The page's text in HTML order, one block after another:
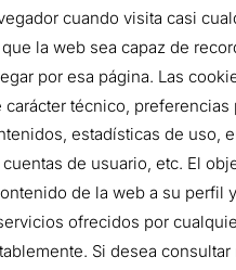
cuando visita casi
que la web sea capaz de
por esa página. Las
carácter técnico,
estadísticas de uso,
cuentas de usuario, etc. El
de la web a su perfil
ofrecidos por
Si desea